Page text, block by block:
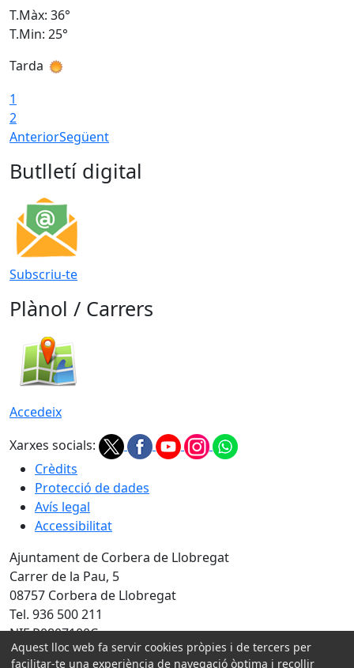
T.Màx: 36°
T.Min: 25°
Tarda
1
2
AnteriorSegüent
Butlletí digital
Subscriu-te
Plànol / Carrers
Accedeix
Xarxes socials:
Crèdits
Protecció de dades
Avís legal
Accessibilitat
Ajuntament de Corbera de Llobregat
Carrer de la Pau, 5
08757 Corbera de Llobregat
Tel. 936 500 211
NIF P0807100C
Aquest lloc web fa servir cookies pròpies i de tercers per
facilitar-te una experiència de navegació òptima i recollir